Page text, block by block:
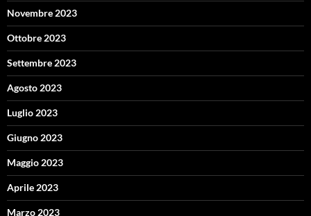
Novembre 2023
Ottobre 2023
Settembre 2023
Agosto 2023
Luglio 2023
Giugno 2023
Maggio 2023
Aprile 2023
Marzo 2023